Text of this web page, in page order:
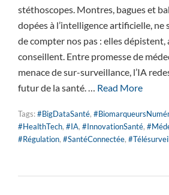
stéthoscopes. Montres, bagues et
dopées à l’intelligence artificielle,
de compter nos pas : elles
conseillent. Entre promesse de
menace de sur-surveillance, l’IA
futur de la santé. … Read More
Tags:#BigDataSanté,
#HealthTech, #IA, #InnovationSanté,
#Régulation, #SantéConnectée,